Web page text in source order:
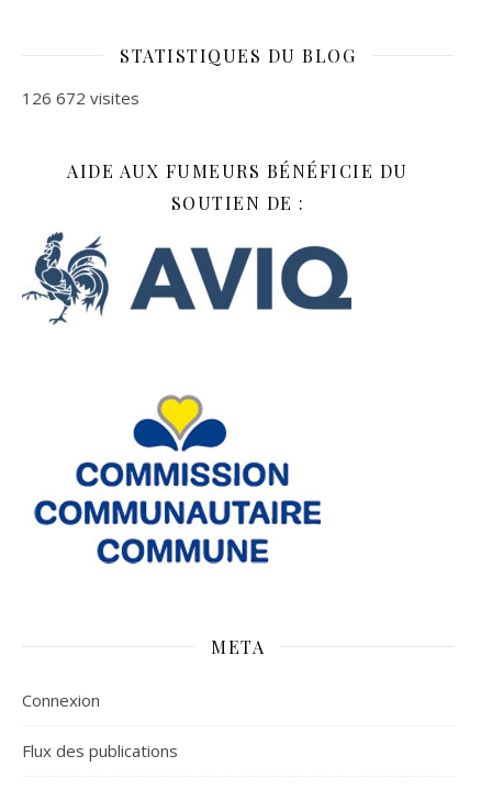
STATISTIQUES DU BLOG
126 672 visites
AIDE AUX FUMEURS BÉNÉFICIE DU
SOUTIEN DE :
META
Connexion
Flux des publications